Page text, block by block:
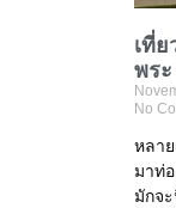
เที่ย
พร
No
หลา
มาท่อ
มักจ